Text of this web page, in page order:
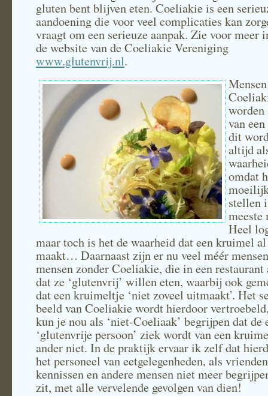
gluten bent blijven eten. Coeliakie is een
aandoening die voor veel complicaties kan
vraagt om een serieuze aanpak. Zie voor meer
de website van de Coeliakie Vereniging
www.glutenvrij.nl.
van
dit
altijd
omdat
stellen
meeste
Heel
maar toch is het de waarheid dat een kruimel
maakt… Daarnaast zijn er nu veel méér
mensen zonder Coeliakie, die in een restaurant
dat ze ‘glutenvrij’ willen eten, waarbij ook
dat een kruimeltje ‘niet zoveel uitmaakt’. Het
beeld van Coeliakie wordt hierdoor
kun je nou als ‘niet-Coeliaak’ begrijpen dat de
‘glutenvrije persoon’ ziek wordt van een
ander niet. In de praktijk ervaar ik zelf dat
het personeel van eetgelegenheden, als
kennissen en andere mensen niet meer
zit, met alle vervelende gevolgen van dien!